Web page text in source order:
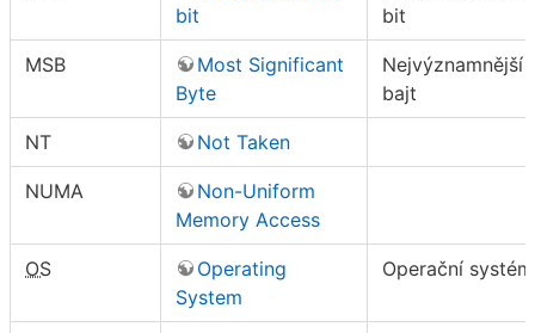
bit
bit
MSB
Most Significant
Byte
Nejvýznamnější
bajt
NT Not Taken
NUMA
Non-Uniform
Memory Access
OS
Operating
System
Operační systém